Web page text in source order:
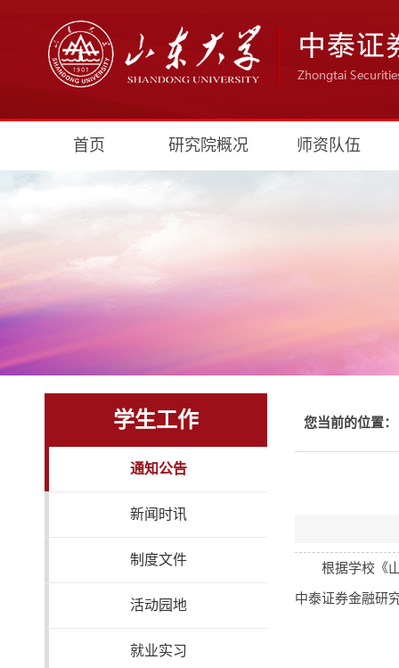
首页 研究院概况 师资队伍
学生工作
通知公告
新闻时讯
制度文件
活动园地
就业实习
您当前的位置：
根据学校《
中泰证券金融研